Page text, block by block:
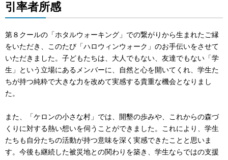
引率者所感
第８クールの「ホタルウォーキング」での繋がりから生まれたご縁
をいただき、このたび「ハロウィンウォーク」のお手伝いをさせて
いただきました。子どもたちは、大人でもない、友達でもない「学
生」という立場にあるメンバーに、自然と心を開いてくれ、学生た
ちが持つ純粋で大きな力を改めて実感する貴重な機会となりまし
た。
また、「ケロンの小さな村」では、開墾の歩みや、これからの森づ
くりに対する熱い想いを伺うことができました。これにより、学生
たちも自分たちの活動が持つ意味を深く実感できたことと思いま
す。今後も継続した被災地との関わりを築き、学生ならではの支援